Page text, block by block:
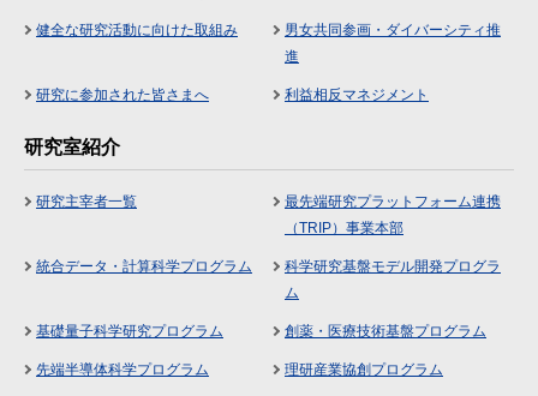
健全な研究活動に向けた取組み
男女共同参画・ダイバーシティ推
進
研究に参加された皆さまへ 利益相反マネジメント
研究室紹介
研究主宰者一覧
最先端研究プラットフォーム連携
（TRIP）事業本部
統合データ・計算科学プログラム
科学研究基盤モデル開発プログラ
ム
基礎量子科学研究プログラム 創薬・医療技術基盤プログラム
先端半導体科学プログラム 理研産業協創プログラム